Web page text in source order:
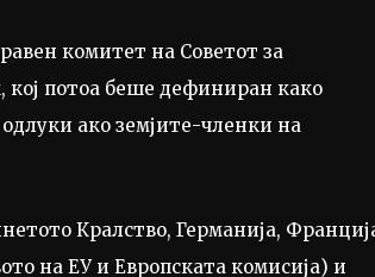
комитет на Советот за
кој потоа беше дефиниран како
ако земјите-членки на
Кралство, Германија,
на ЕУ и Европската комисија) и